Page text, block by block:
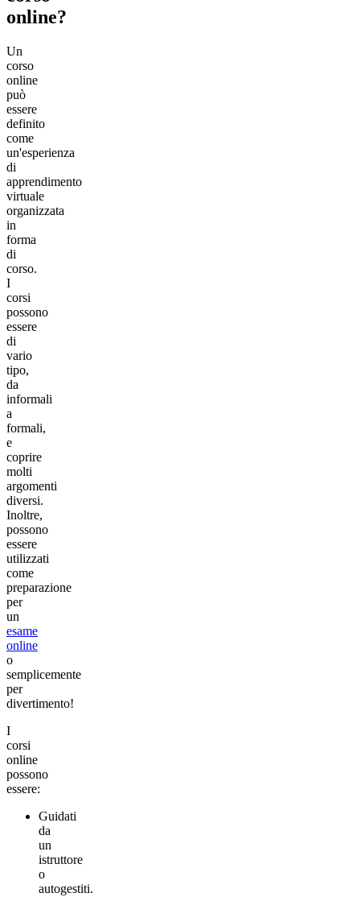
online?
Un
corso
online
può
essere
definito
come
un'esperienza
di
apprendimento
virtuale
organizzata
in
forma
di
corso.
I
corsi
possono
essere
di
vario
tipo,
da
informali
a
formali,
e
coprire
molti
argomenti
diversi.
Inoltre,
possono
essere
utilizzati
come
preparazione
per
un
esame
online
o
semplicemente
per
divertimento!
I
corsi
online
possono
essere:
Guidati
da
un
istruttore
o
autogestiti.